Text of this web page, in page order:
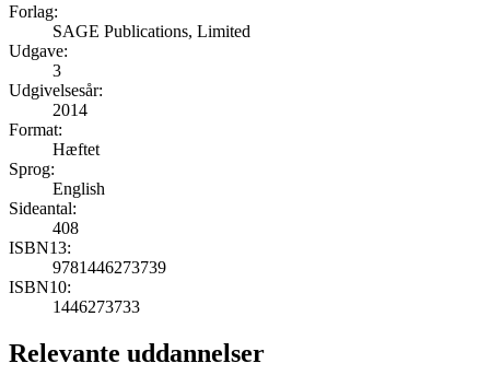
Forlag:
SAGE Publications, Limited
Udgave:
3
Udgivelsesår:
2014
Format:
Hæftet
Sprog:
English
Sideantal:
408
ISBN13:
9781446273739
ISBN10:
1446273733
Relevante uddannelser